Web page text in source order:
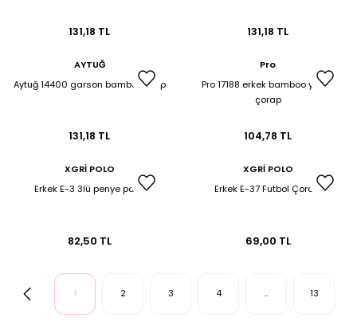
131,18 TL 131,18 TL
AYTUĞ
Aytuğ 14400 garson bambu çorap
131,18 TL
Pro
Pro 17188 erkek bamboo yazlık
çorap
104,78 TL
XGRİ POLO
Erkek E-3 3lü penye patik
82,50 TL
XGRİ POLO
Erkek E-37 Futbol Çorapı
69,00 TL
1 2 3 4 .. 13